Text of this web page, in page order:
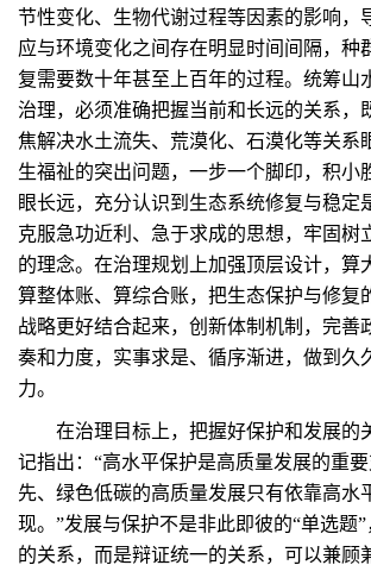
节性变化、生物代谢过程等因素的影响，
应与环境变化之间存在明显时间间隔，种
复需要数十年甚至上百年的过程。统筹山
治理，必须准确把握当前和长远的关系，
焦解决水土流失、荒漠化、石漠化等关系
生福祉的突出问题，一步一个脚印，积小
眼长远，充分认识到生态系统修复与稳定
克服急功近利、急于求成的思想，牢固树
的理念。在治理规划上加强顶层设计，算
算整体账、算综合账，把生态保护与修复
战略更好结合起来，创新体制机制，完善
奏和力度，实事求是、循序渐进，做到久
力。
在治理目标上，把握好保护和发展的
记指出：“高水平保护是高质量发展的重
先、绿色低碳的高质量发展只有依靠高水
现。”发展与保护不是非此即彼的“单选题
的关系，而是辩证统一的关系，可以兼顾